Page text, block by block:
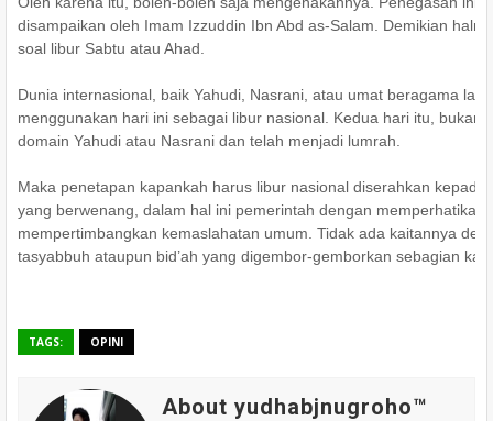
disampaikan oleh Imam Izzuddin Ibn Abd as-Salam. Demikian
soal libur Sabtu atau Ahad.
Dunia internasional, baik Yahudi, Nasrani, atau umat beragama
menggunakan hari ini sebagai libur nasional. Kedua hari itu, bukan
domain Yahudi atau Nasrani dan telah menjadi lumrah.
Maka penetapan kapankah harus libur nasional diserahkan kepada
yang berwenang, dalam hal ini pemerintah dengan memperhatikan
mempertimbangkan kemaslahatan umum. Tidak ada kaitannya
tasyabbuh ataupun bid’ah yang digembor-gemborkan sebagian
TAGS: OPINI
About yudhabjnugroho™️